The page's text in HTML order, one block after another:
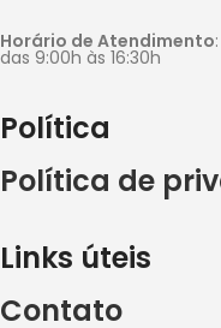
Horário de Atendimento:
das 9:00h às 16:30h
Política
Política de
Links úteis
Contato